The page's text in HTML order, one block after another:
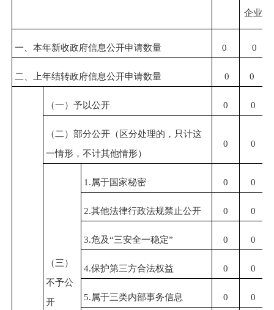
企业
一、本年新收政府信息公开申请数量 0 0
二、上年结转政府信息公开申请数量 0 0
（一）予以公开 0 0
（二）部分公开（区分处理的，只计这
一情形，不计其他情形）
0 0
（三）
不予公
开
1.属于国家秘密 0 0
2.其他法律行政法规禁止公开 0 0
3.危及“三安全一稳定” 0 0
4.保护第三方合法权益 0 0
5.属于三类内部事务信息 0 0